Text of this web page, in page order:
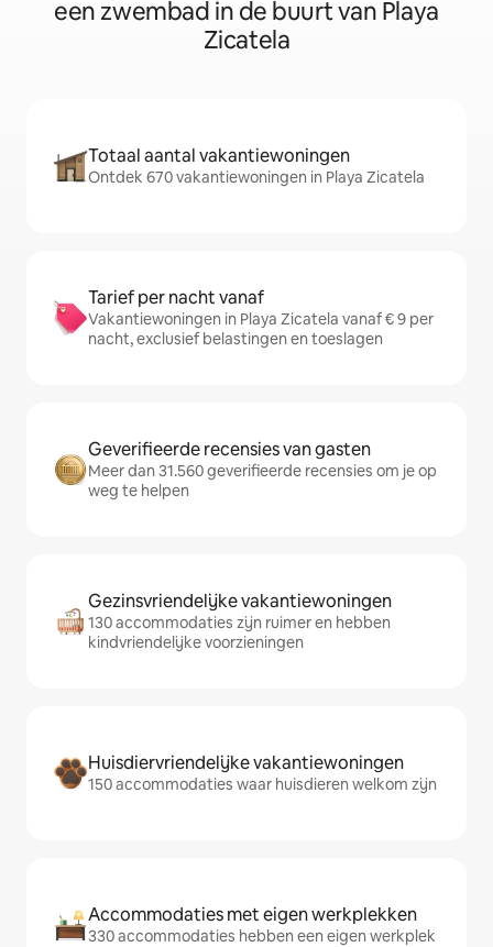
een zwembad in de buurt van Playa
Zicatela
Totaal aantal vakantiewoningen
Ontdek 670 vakantiewoningen in Playa Zicatela
Tarief per nacht vanaf
Vakantiewoningen in Playa Zicatela vanaf € 9 per
nacht, exclusief belastingen en toeslagen
Geverifieerde recensies van gasten
Meer dan 31.560 geverifieerde recensies om je op
weg te helpen
Gezinsvriendelijke vakantiewoningen
130 accommodaties zijn ruimer en hebben
kindvriendelijke voorzieningen
Huisdiervriendelijke vakantiewoningen
150 accommodaties waar huisdieren welkom zijn
Accommodaties met eigen werkplekken
330 accommodaties hebben een eigen werkplek